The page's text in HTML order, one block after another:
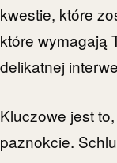
kwestie, które
które wymagają
delikatnej
Kluczowe jest
paznokcie.